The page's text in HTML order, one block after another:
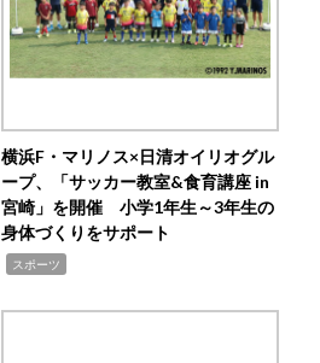
横浜F・マリノス×日清オイリオグル
ープ、「サッカー教室&食育講座 in
宮崎」を開催 小学1年生～3年生の
身体づくりをサポート
スポーツ